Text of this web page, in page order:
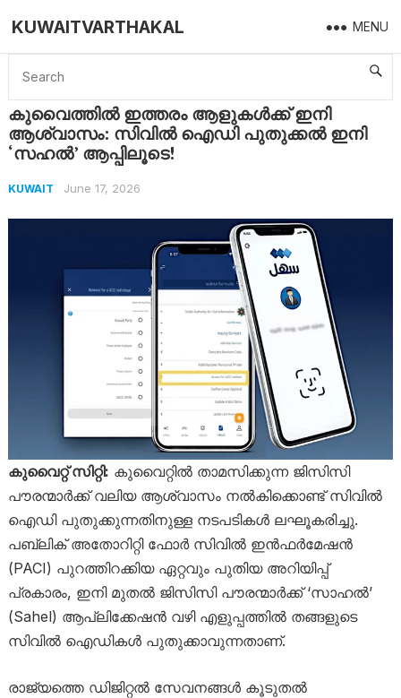
KUWAITVARTHAKAL MENU
Home Kuwait
കുവൈത്തിൽ ഇത്തരം ആളുകൾക്ക് ഇനി
ആശ്വാസം: സിവിൽ ഐഡി പുതുക്കൽ ഇനി
‘സഹൽ’ ആപ്പിലൂടെ!
KUWAIT June 17, 2026
കുവൈറ്റ് സിറ്റി: കുവൈറ്റിൽ താമസിക്കുന്ന ജിസിസി
പൗരന്മാർക്ക് വലിയ ആശ്വാസം നൽകിക്കൊണ്ട് സിവിൽ
ഐഡി പുതുക്കുന്നതിനുള്ള നടപടികൾ ലഘൂകരിച്ചു.
പബ്ലിക് അതോറിറ്റി ഫോർ സിവിൽ ഇൻഫർമേഷൻ
(PACI) പുറത്തിറക്കിയ ഏറ്റവും പുതിയ അറിയിപ്പ്
പ്രകാരം, ഇനി മുതൽ ജിസിസി പൗരന്മാർക്ക് ‘സാഹൽ’
(Sahel) ആപ്ലിക്കേഷൻ വഴി എളുപ്പത്തിൽ തങ്ങളുടെ
സിവിൽ ഐഡികൾ പുതുക്കാവുന്നതാണ്.
രാജ്യത്തെ ഡിജിറ്റൽ സേവനങ്ങൾ കൂടുതൽ